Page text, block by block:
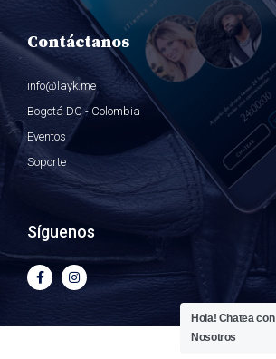
Contáctanos
info@layk.me
Bogotá DC - Colombia
Eventos
Soporte
Síguenos
Hola! Chatea con
Nosotros